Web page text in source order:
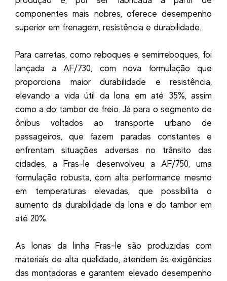
componentes mais nobres, oferece desempenho
superior em frenagem, resistência e durabilidade.
Para carretas, como reboques e semirreboques, foi
lançada a AF/730, com nova formulação que
proporciona maior durabilidade e resistência,
elevando a vida útil da lona em até 35%, assim
como a do tambor de freio. Já para o segmento de
ônibus voltados ao transporte urbano de
passageiros, que fazem paradas constantes e
enfrentam situações adversas no trânsito das
cidades, a Fras-le desenvolveu a AF/750, uma
formulação robusta, com alta performance mesmo
em temperaturas elevadas, que possibilita o
aumento da durabilidade da lona e do tambor em
até 20%.
As lonas da linha Fras-le são produzidas com
materiais de alta qualidade, atendem às exigências
das montadoras e garantem elevado desempenho